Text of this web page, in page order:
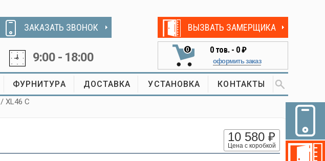
ЗАКАЗАТЬ ЗВОНОК
9:00 - 18:00
ВЫЗВАТЬ ЗАМЕРЩИКА
0 0тов. - 0 ₽
оформить заказ
ФУРНИТУРА ДОСТАВКА УСТАНОВКА КОНТАКТЫ
/ XL46 C
10 580 ₽
Цена с коробкой